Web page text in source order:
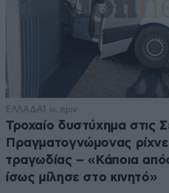
ΕΛΛΑΔΑ1 ω. πριν
Τροχαίο δυστύχημα στις
Πραγματογνώμονας
τραγωδίας – «Κάποια
ίσως μίλησε στο κινητό»